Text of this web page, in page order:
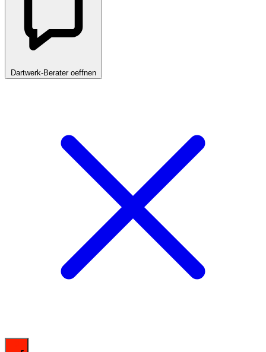
Dartwerk-Berater oeffnen